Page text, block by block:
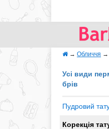
→ Обличчя →
Усі види
брів
Пудровий
Корекція